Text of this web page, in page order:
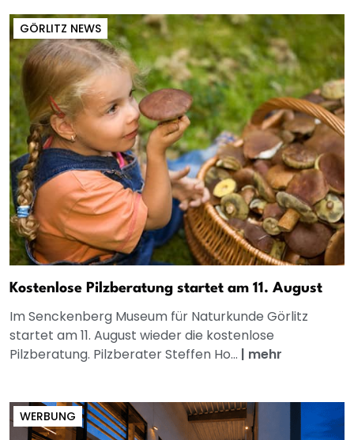
GÖRLITZ NEWS
Kostenlose Pilzberatung startet am 11. August
Im Senckenberg Museum für Naturkunde Görlitz
startet am 11. August wieder die kostenlose
Pilzberatung. Pilzberater Steffen Ho... | mehr
WERBUNG